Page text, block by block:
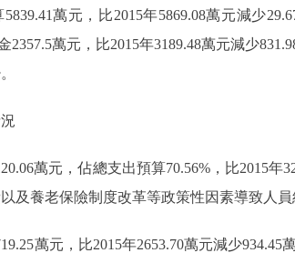
萬元，比2015年5869.08萬元減少
2357.5萬元，比2015年3189.48萬元減少
萬元，佔總支出預算70.56%，比2015年
及養老保險制度改革等政策性因素導致人員
萬元，比2015年2653.70萬元減少934.45